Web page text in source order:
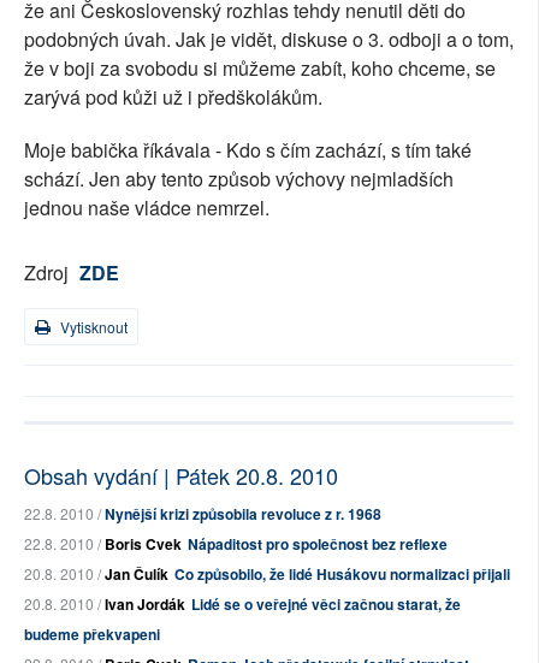
že ani Československý rozhlas tehdy nenutil děti do
podobných úvah. Jak je vidět, diskuse o 3. odboji a o tom,
že v boji za svobodu si můžeme zabít, koho chceme, se
zarývá pod kůži už i předškolákům.
Moje babička říkávala - Kdo s čím zachází, s tím také
schází. Jen aby tento způsob výchovy nejmladších
jednou naše vládce nemrzel.
Zdroj ZDE
Vytisknout
Obsah vydání | Pátek 20.8. 2010
22.8. 2010 /Nynější krizi způsobila revoluce z r. 1968
22.8. 2010 /Boris Cvek Nápaditost pro společnost bez reflexe
20.8. 2010 /Jan Čulík Co způsobilo, že lidé Husákovu normalizaci přijali
20.8. 2010 /Ivan Jordák Lidé se o veřejné věci začnou starat, že
budeme překvapeni